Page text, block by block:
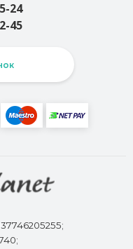
24
45